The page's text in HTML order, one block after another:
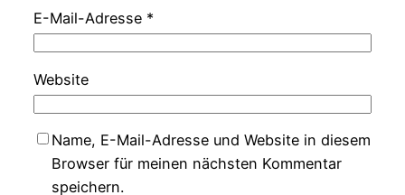
E-Mail-Adresse *
Website
Name, E-Mail-Adresse und Website in diesem
Browser für meinen nächsten Kommentar
speichern.